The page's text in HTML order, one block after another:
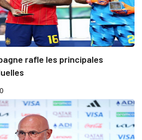
rafle les principales